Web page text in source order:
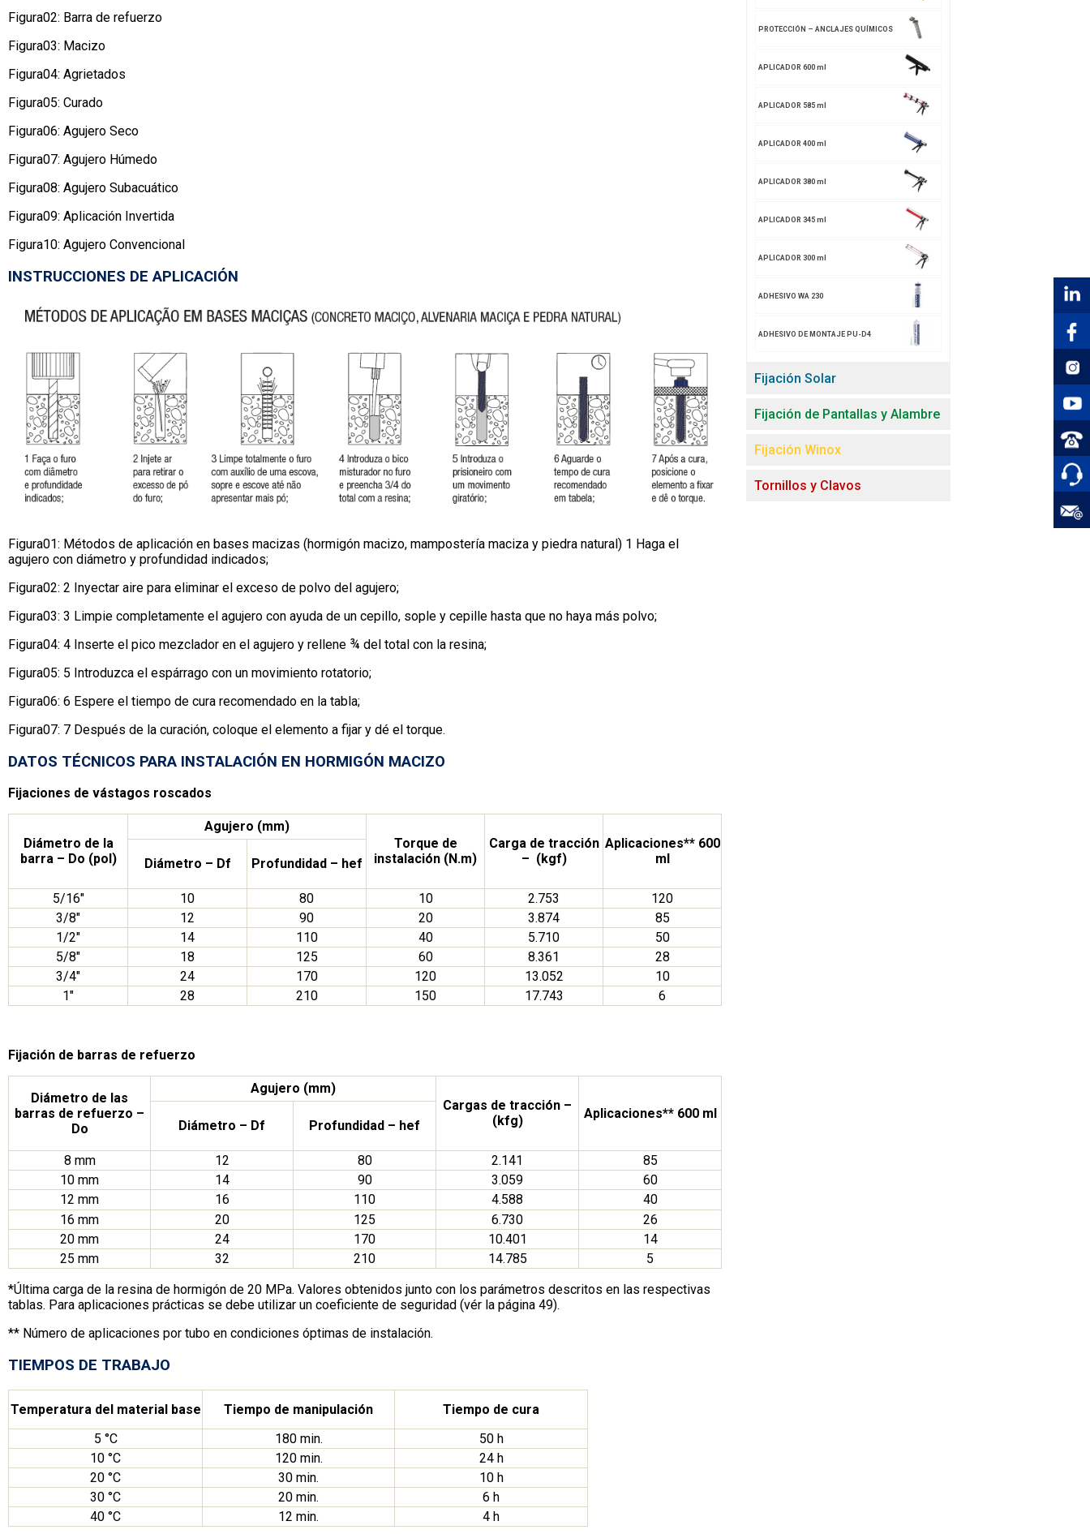
Figura02: Barra de refuerzo
Figura03: Macizo
Figura04: Agrietados
Figura05: Curado
Figura06: Agujero Seco
Figura07: Agujero Húmedo
Figura08: Agujero Subacuático
Figura09: Aplicación Invertida
Figura10: Agujero Convencional
INSTRUCCIONES DE APLICACIÓN
Figura01: Métodos de aplicación en bases macizas (hormigón macizo, mampostería maciza y piedra natural) 1 Haga el
agujero con diámetro y profundidad indicados;
Figura02: 2 Inyectar aire para eliminar el exceso de polvo del agujero;
Figura03: 3 Limpie completamente el agujero con ayuda de un cepillo, sople y cepille hasta que no haya más polvo;
Figura04: 4 Inserte el pico mezclador en el agujero y rellene ¾ del total con la resina;
Figura05: 5 Introduzca el espárrago con un movimiento rotatorio;
Figura06: 6 Espere el tiempo de cura recomendado en la tabla;
Figura07: 7 Después de la curación, coloque el elemento a fijar y dé el torque.
DATOS TÉCNICOS PARA INSTALACIÓN EN HORMIGÓN MACIZO
Fijaciones de vástagos roscados
Diámetro de la
barra – Do (pol)
Agujero (mm)
Torque de
instalación (N.m)
Carga de tracción
– (kgf)
Aplicaciones** 600
ml
Diámetro – Df Profundidad – hef
5/16″ 10 80 10 2.753
120
3/8″
12 90 20 3.874
85
1/2″
14 110 40 5.710
50
5/8″
18 125 60 8.361
28
3/4″
24 170 120 13.052
10
1″
28 210 150 17.743 6
Fijación de barras de refuerzo
Diámetro de las
barras de refuerzo –
Do
Agujero (mm)
Cargas de tracción –
(kfg)
Aplicaciones** 600 ml
Diámetro – Df Profundidad – hef
8 mm 12 80 2.141
85
10 mm
14 90 3.059
60
12 mm
16 110 4.588
40
16 mm
20 125 6.730
26
20 mm
24 170 10.401
14
25 mm
32 210 14.785
5
*Última carga de la resina de hormigón de 20 MPa. Valores obtenidos junto con los parámetros descritos en las respectivas
tablas. Para aplicaciones prácticas se debe utilizar un coeficiente de seguridad (vér la página 49).
** Número de aplicaciones por tubo en condiciones óptimas de instalación.
TIEMPOS DE TRABAJO
Temperatura del material base Tiempo de manipulación
Tiempo de cura
5 °C
180 min.
50 h
10 °C
120 min.
24 h
20 °C
30 min.
10 h
30 °C
20 min.
6 h
40 °C
12 min. 4 h
PROTECCIÓN – ANCLAJES QUÍMICOS
APLICADOR 600 ml
APLICADOR 585 ml
APLICADOR 400 ml
APLICADOR 380 ml
APLICADOR 345 ml
APLICADOR 300 ml
ADHESIVO WA 230
ADHESIVO DE MONTAJE PU-D4
Fijación Solar
Fijación de Pantallas y Alambre
Fijación Winox
Tornillos y Clavos